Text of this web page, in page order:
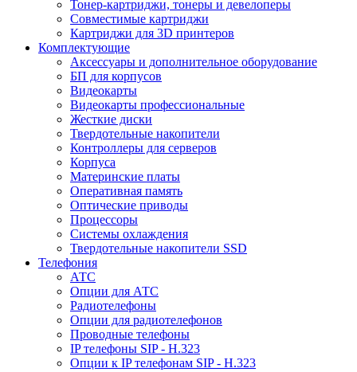
Тонер-картриджи, тонеры и девелоперы
Совместимые картриджи
Картриджи для 3D принтеров
Комплектующие
Аксессуары и дополнительное оборудование
БП для корпусов
Видеокарты
Видеокарты профессиональные
Жесткие диски
Твердотельные накопители
Контроллеры для серверов
Корпуса
Материнские платы
Оперативная память
Оптические приводы
Процессоры
Системы охлаждения
Твердотельные накопители SSD
Телефония
АТС
Опции для АТС
Радиотелефоны
Опции для радиотелефонов
Проводные телефоны
IP телефоны SIP - H.323
Опции к IP телефонам SIP - H.323